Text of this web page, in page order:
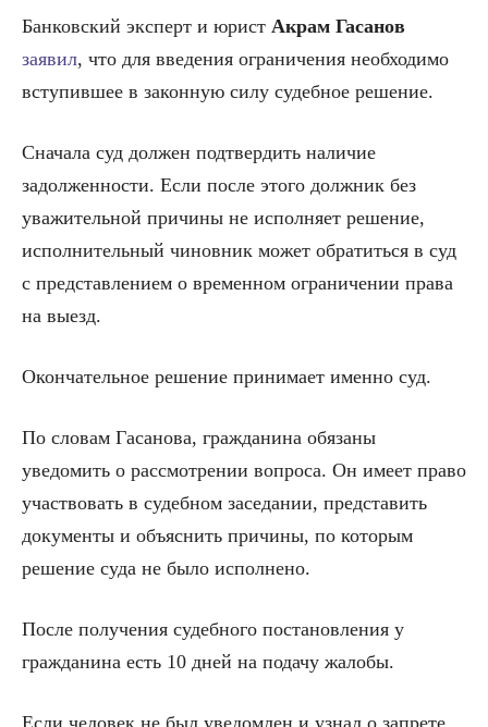
Банковский эксперт и юрист Акрам Гасанов
заявил, что для введения ограничения необходимо
вступившее в законную силу судебное решение.
Сначала суд должен подтвердить наличие
задолженности. Если после этого должник без
уважительной причины не исполняет решение,
исполнительный чиновник может обратиться в суд
с представлением о временном ограничении права
на выезд.
Окончательное решение принимает именно суд.
По словам Гасанова, гражданина обязаны
уведомить о рассмотрении вопроса. Он имеет право
участвовать в судебном заседании, представить
документы и объяснить причины, по которым
решение суда не было исполнено.
После получения судебного постановления у
гражданина есть 10 дней на подачу жалобы.